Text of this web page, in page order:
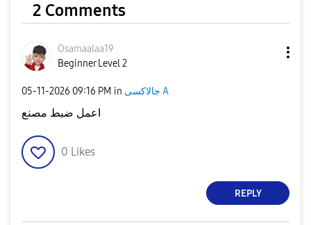
2 Comments
Osamaalaa19
Beginner Level 2
‎05-11-2026 09:16 PM in جالاكسى A
اعمل ضبط مصنع
0 Likes
REPLY